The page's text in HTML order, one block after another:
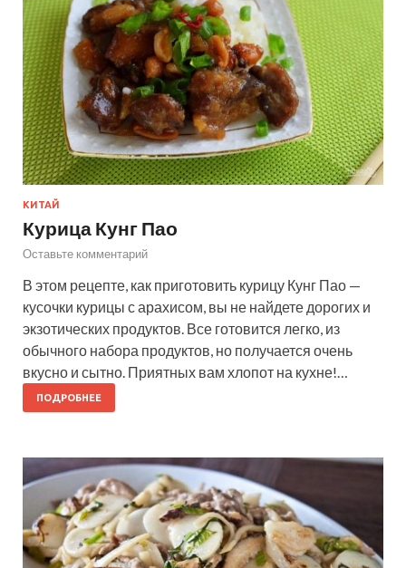
КИТАЙ
Курица Кунг Пао
Оставьте комментарий
В этом рецепте, как приготовить курицу Кунг Пао —
кусочки курицы с арахисом, вы не найдете дорогих и
экзотических продуктов. Все готовится легко, из
обычного набора продуктов, но получается очень
вкусно и сытно. Приятных вам хлопот на кухне!…
ПОДРОБНЕЕ